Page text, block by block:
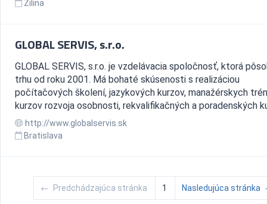
Žilina
GLOBAL SERVIS, s.r.o.
GLOBAL SERVIS, s.r.o. je vzdelávacia spoločnosť, ktorá
trhu od roku 2001. Má bohaté skúsenosti s realizáciou
počítačových školení, jazykových kurzov, manažérskych
kurzov rozvoja osobnosti, rekvalifikačných a poradenských
http://www.globalservis.sk
Bratislava
← Predchádzajúca stránka 1 Nasledujúca stránka